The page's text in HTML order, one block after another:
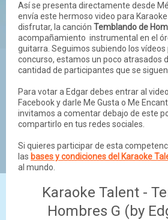
Así se presenta directamente desde
envía este hermoso video para
disfrutar, la canción Temblando de
acompañamiento instrumental en el
guitarra. Seguimos subiendo los vídeos
concurso, estamos un poco atrasados
cantidad de participantes que se
Para votar a Edgar debes entrar al
Facebook y darle Me Gusta o Me
invitamos a comentar debajo de este
compartirlo en tus redes sociales.
Si quieres participar de esta
las bases y condiciones del Karaoke
al mundo.
Karaoke Talent -
Hombres G (by